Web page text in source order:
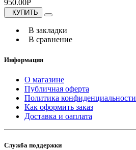
950.00Р
КУПИТЬ
В закладки
В сравнение
Информация
О магазине
Публичная оферта
Политика конфиденциальности
Как оформить заказ
Доставка и оаплата
Служба поддержки